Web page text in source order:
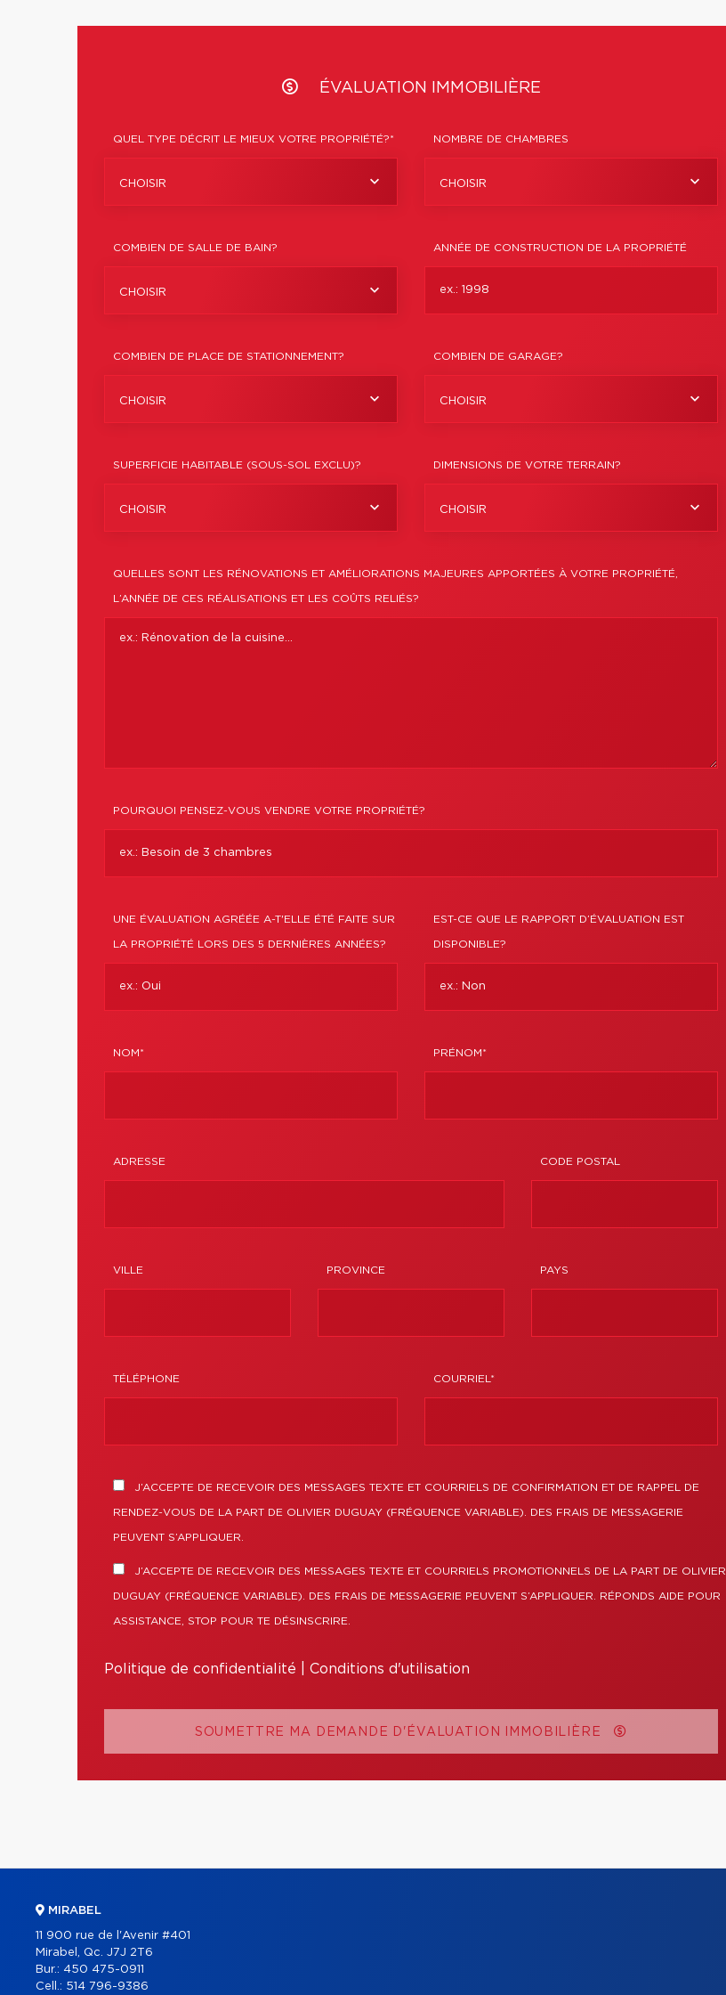
ÉVALUATION IMMOBILIÈRE
QUEL TYPE DÉCRIT LE MIEUX VOTRE PROPRIÉTÉ?*
CHOISIR
NOMBRE DE CHAMBRES
CHOISIR
COMBIEN DE SALLE DE BAIN?
CHOISIR
ANNÉE DE CONSTRUCTION DE LA PROPRIÉTÉ
COMBIEN DE PLACE DE STATIONNEMENT?
CHOISIR
COMBIEN DE GARAGE?
CHOISIR
SUPERFICIE HABITABLE (SOUS-SOL EXCLU)?
CHOISIR
DIMENSIONS DE VOTRE TERRAIN?
CHOISIR
QUELLES SONT LES RÉNOVATIONS ET AMÉLIORATIONS MAJEURES APPORTÉES À VOTRE PROPRIÉTÉ,
L’ANNÉE DE CES RÉALISATIONS ET LES COÛTS RELIÉS?
POURQUOI PENSEZ-VOUS VENDRE VOTRE PROPRIÉTÉ?
UNE ÉVALUATION AGRÉÉE A-T'ELLE ÉTÉ FAITE SUR
LA PROPRIÉTÉ LORS DES 5 DERNIÈRES ANNÉES?
EST-CE QUE LE RAPPORT D’ÉVALUATION EST
DISPONIBLE?
NOM* PRÉNOM*
ADRESSE CODE POSTAL
VILLE PROVINCE PAYS
TÉLÉPHONE COURRIEL*
J’ACCEPTE DE RECEVOIR DES MESSAGES TEXTE ET COURRIELS DE CONFIRMATION ET DE RAPPEL DE
RENDEZ-VOUS DE LA PART DE OLIVIER DUGUAY (FRÉQUENCE VARIABLE). DES FRAIS DE MESSAGERIE
PEUVENT S’APPLIQUER.
J’ACCEPTE DE RECEVOIR DES MESSAGES TEXTE ET COURRIELS PROMOTIONNELS DE LA PART DE OLIVIER
DUGUAY (FRÉQUENCE VARIABLE). DES FRAIS DE MESSAGERIE PEUVENT S’APPLIQUER. RÉPONDS AIDE POUR
ASSISTANCE, STOP POUR TE DÉSINSCRIRE.
Politique de confidentialité Conditions d'utilisation
SOUMETTRE MA DEMANDE D'ÉVALUATION IMMOBILIÈRE
MIRABEL
11 900 rue de l'Avenir #401
Mirabel, Qc. J7J 2T6
Bur.: 450 475-0911
Cell.: 514 796-9386